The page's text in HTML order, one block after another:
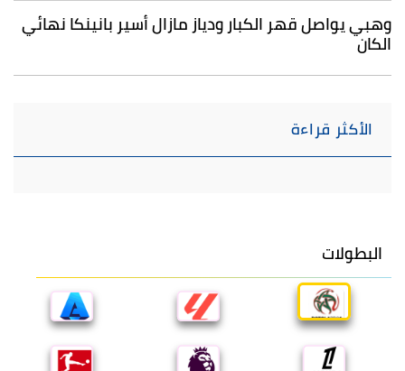
وهبي يواصل قهر الكبار ودياز مازال أسير بانينكا نهائي
الكان
الأكثر قراءة
البطولات